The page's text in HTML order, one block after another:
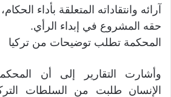
آرائه وانتقاداته المتعلقة بأداء
حقه المشروع في إبداء الرأي.
المحكمة تطلب توضيحات من تركيا
وأشارت التقارير إلى أن
الإنسان طلبت من السلطات